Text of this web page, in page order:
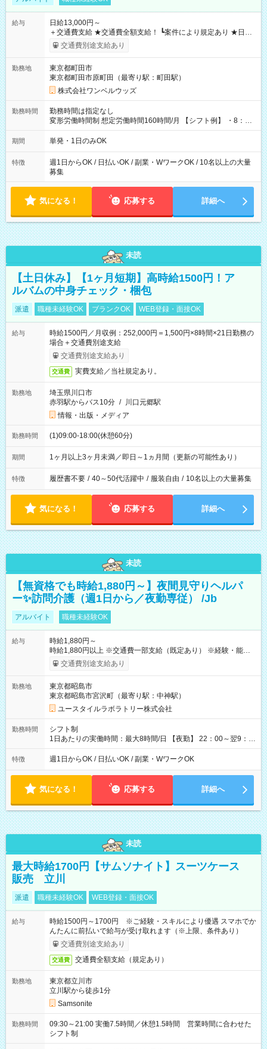
給与
日給13,000円～
＋交通費支給 ★交通費全額支給！ ┗案件により規定あり ★日払
いOK！（規定あり） ┗働いたその日に現金GET♪ お仕事後はコ
ンビニATMから 日払い分を引き落とせます！ 【試用期間】試
交通費別途支給あり
勤務地
東京都町田市
東京都町田市原町田（最寄り駅：町田駅）
株式会社ワンベルウッズ
勤務時間
勤務時間は指定なし
変形労働時間制 想定労働時間160時間/月 【シフト例】 ・8：00
～21：00
期間 単発・1日のみOK
特徴
週1日からOK / 日払いOK / 副業・WワークOK / 10名以上の大量
募集
気になる！ 応募する 詳細へ
未読
【土日休み】【1ヶ月短期】高時給1500円！ア
ルバムの中身チェック・梱包
派遣 職種未経験OK ブランクOK WEB登録・面接OK
給与
時給1500円／月収例：252,000円＝1,500円×8時間×21日勤務の
場合＋交通費別途支給
交通費別途支給あり
交通費 実費支給／当社規定あり。
勤務地
埼玉県川口市
赤羽駅からバス10分 / 川口元郷駅
情報・出版・メディア
勤務時間 (1)09:00-18:00(休憩60分)
期間 1ヶ月以上3ヶ月未満／即日～1ヵ月間（更新の可能性あり）
特徴 履歴書不要 / 40～50代活躍中 / 服装自由 / 10名以上の大量募集
気になる！ 応募する 詳細へ
未読
【無資格でも時給1,880円～】夜間見守りヘルパ
ー✨訪問介護（週1日から／夜勤専従） /Jb
アルバイト 職種未経験OK
給与
時給1,880円～
時給1,880円以上 ※交通費一部支給（既定あり） ※経験・能力を
考慮して決定します 【収入例】 週1回勤務の場合：1,880円×8時
間×4回=6万0,160円 週3回勤務の場合：1,880円×8時間×12回
月 ※ 雇用形態と給与に、本採用時と異なる部分があります。 雇
用形態：本採用時と同じです。 給与：時給 1,660円以上
交通費別途支給あり
勤務地
東京都昭島市
東京都昭島市宮沢町（最寄り駅：中神駅）
ユースタイルラボラトリー株式会社
勤務時間
シフト制
1日あたりの実働時間：最大8時間/日 【夜勤】 22：00～翌9：
00 ※週1日～OK ／ 夜勤専従 ＊＊ 勤務時間例 ＊＊ ■22時か
ら翌7時 ■23時から翌8時 ■24時から翌9時 など ※上記の時間
ます。 ※曜日固定（毎週同じ曜日での勤務となります）
特徴 週1日からOK / 日払いOK / 副業・WワークOK
気になる！ 応募する 詳細へ
未読
最大時給1700円【サムソナイト】スーツケース
販売 立川
派遣 職種未経験OK WEB登録・面接OK
給与
時給1500円～1700円 ※ご経験・スキルにより優遇 スマホでか
んたんに前払いで給与が受け取れます（※上限、条件あり）
交通費別途支給あり
交通費 交通費全額支給（規定あり）
勤務地
東京都立川市
立川駅から徒歩1分
Samsonite
勤務時間
09:30～21:00 実働7.5時間／休憩1.5時間 営業時間に合わせた
シフト制